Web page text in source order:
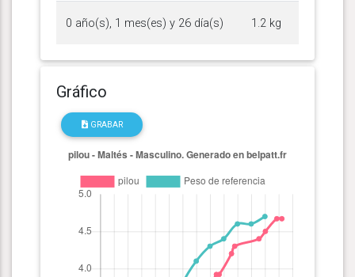
0 año(s), 1 mes(es) y 26 día(s) 1.2 kg
Gráfico
GRABAR